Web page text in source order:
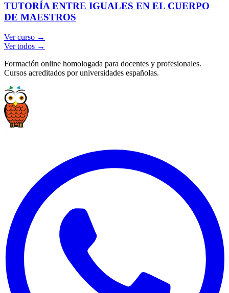
TUTORÍA ENTRE IGUALES EN EL CUERPO
DE MAESTROS
Ver curso →
Ver todos →
Formación online homologada para docentes y profesionales.
Cursos acreditados por universidades españolas.